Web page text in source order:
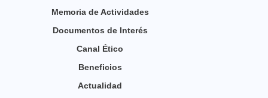
Memoria de Actividades
Documentos de Interés
Canal Ético
Beneficios
Actualidad